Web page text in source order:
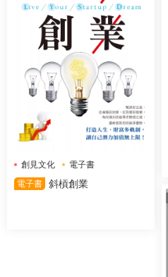
創見文化
電子書
電子書 斜槓創業